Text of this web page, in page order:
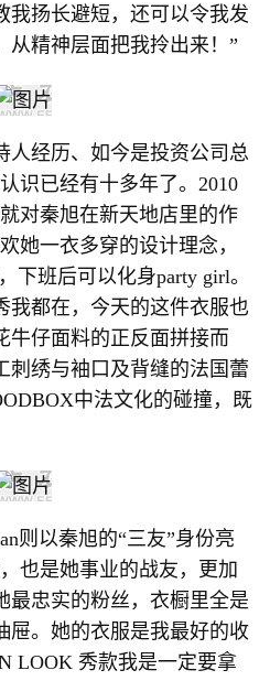
我扬长避短，还可以令我发
从精神层面把我拎出来！”
人经历、如今是投资公司总
识已经有十多年了。2010
对秦旭在新天地店里的作
她一衣多穿的设计理念，
下班后可以化身party girl。
我都在，今天的这件衣服也
牛仔面料的正反面拼接而
刺绣与袖口及背缝的法国蕾
中法文化的碰撞，既
则以秦旭的“三友”身份亮
也是她事业的战友，更加
最忠实的粉丝，衣橱里全是
屉。她的衣服是我最好的收
LOOK 秀款我是一定要拿